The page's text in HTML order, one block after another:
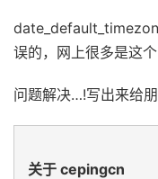
误的，网上很多是这
问题解决…!写出来给
关于 cepingcn